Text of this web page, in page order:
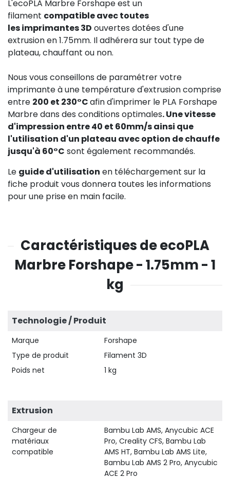
L'ecoPLA Marbre Forshape est un
filament compatible avec toutes
les imprimantes 3D ouvertes dotées d'une
extrusion en 1.75mm. Il adhérera sur tout type de
plateau, chauffant ou non.
Nous vous conseillons de paramétrer votre
imprimante à une température d'extrusion comprise
entre 200 et 230°Cafin d'imprimer le PLA Forshape
Marbre dans des conditions optimales. Une vitesse
d'impression entre 40 et 60mm/s ainsi que
l'utilisation d'un plateau avec option de chauffe
jusqu'à 60°C sont également recommandés.
Le guide d'utilisation en téléchargement sur la
fiche produit vous donnera toutes les informations
pour une prise en main facile.
Caractéristiques de ecoPLA
Marbre Forshape - 1.75mm - 1
kg
Technologie / Produit
Marque
Forshape
Type de produit
Filament 3D
Poids net
1 kg
Extrusion
Chargeur de
matériaux
compatible
Bambu Lab AMS, Anycubic ACE
Pro, Creality CFS, Bambu Lab
AMS HT, Bambu Lab AMS Lite,
Bambu Lab AMS 2 Pro, Anycubic
ACE 2 Pro